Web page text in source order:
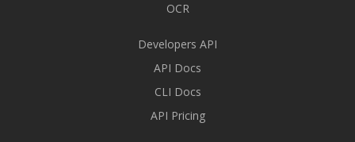
OCR
Developers API
API Docs
CLI Docs
API Pricing